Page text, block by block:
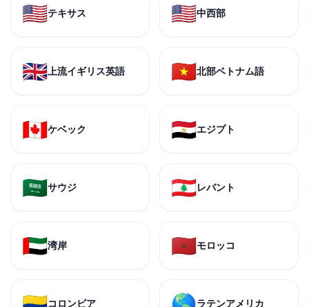
🇺🇸テキサス 🇺🇸中西部
🇬🇧 上流イギリス英語 🇻🇳北部ベトナム語
🇨🇦ケベック 🇪🇬エジプト
🇸🇦サウジ 🇱🇧レバント
🇦🇪湾岸 🇲🇦モロッコ
コロンビア ラテンアメリカ